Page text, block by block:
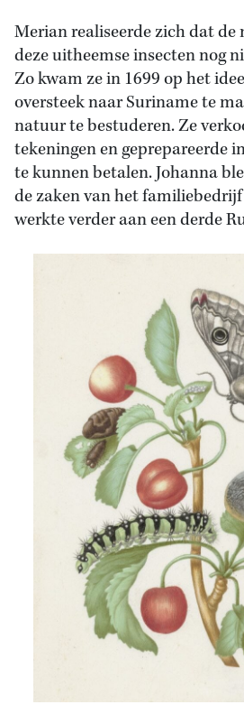
Merian realiseerde zich dat de
deze uitheemse insecten nog
Zo kwam ze in 1699 op het
oversteek naar Suriname te
natuur te bestuderen. Ze
tekeningen en geprepareerde
te kunnen betalen. Johanna
de zaken van het
werkte verder aan een derde